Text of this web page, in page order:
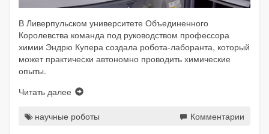
В Ливерпульском университете Объединенного
Королевства команда под руководством профессора
химии Эндрю Купера создала робота-лаборанта, который
может практически автономно проводить химические
опыты.
Читать далее
научные роботы Комментарии